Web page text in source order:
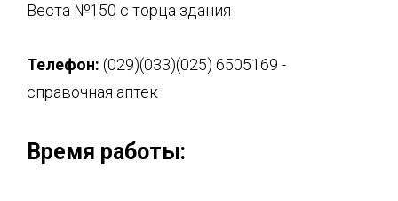
Веста №150 с торца здания
Телефон: (029)(033)(025) 6505169 -
справочная аптек
Время работы: